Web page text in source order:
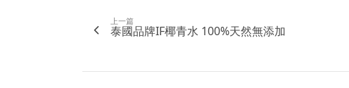
上一篇
泰國品牌IF椰青水 100%天然無添加